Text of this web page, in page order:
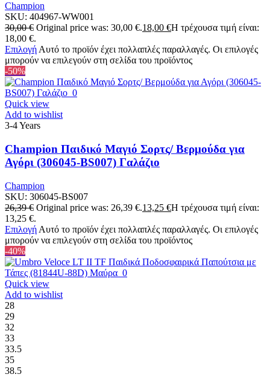
Champion
SKU: 404967-WW001
30,00€ Original price was: 30,00 €.18,00 €Η τρέχουσα τιμή είναι:
18,00 €.
Επιλογή Αυτό το προϊόν έχει πολλαπλές παραλλαγές. Οι επιλογές
μπορούν να επιλεγούν στη σελίδα του προϊόντος
-50%
Quick view
Add to wishlist
3-4 Years
Champion Παιδικό Μαγιό Σορτς/ Βερμούδα για
Αγόρι (306045-BS007) Γαλάζιο
Champion
SKU: 306045-BS007
26,39€ Original price was: 26,39 €.13,25 €Η τρέχουσα τιμή είναι:
13,25 €.
Επιλογή Αυτό το προϊόν έχει πολλαπλές παραλλαγές. Οι επιλογές
μπορούν να επιλεγούν στη σελίδα του προϊόντος
-40%
Quick view
Add to wishlist
28
29
32
33
33.5
35
38.5